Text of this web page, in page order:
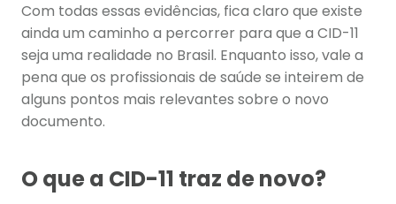
Com todas essas evidências, fica claro que existe
ainda um caminho a percorrer para que a CID-11
seja uma realidade no Brasil. Enquanto isso, vale a
pena que os profissionais de saúde se inteirem de
alguns pontos mais relevantes sobre o novo
documento.
O que a CID-11 traz de novo?